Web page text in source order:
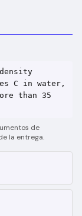
C in water,
than 35
de
la entrega.